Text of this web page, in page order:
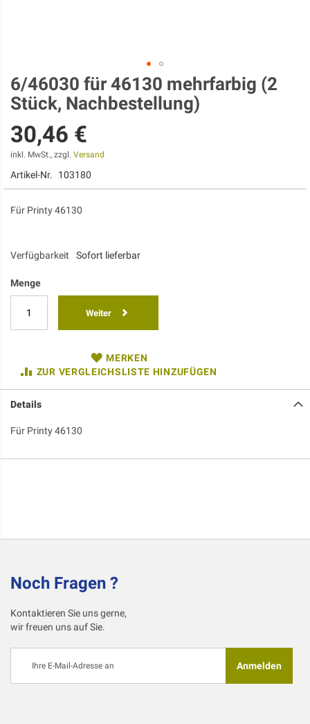
Zum
Anfang
der
springen
6/46030 für 46130 mehrfarbig (2
Stück, Nachbestellung)
30,46 €
inkl. MwSt., zzgl. Versand
Artikel-Nr. 103180
Für Printy 46130
Verfügbarkeit Sofort lieferbar
Menge
Weiter
MERKEN
ZUR VERGLEICHSLISTE HINZUFÜGEN
Details
Für Printy 46130
Noch Fragen ?
Kontaktieren Sie uns gerne,
wir freuen uns auf Sie.
sich
Anmelden